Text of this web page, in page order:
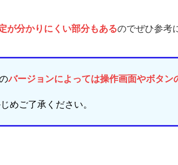
が分かりにくい部分もあるのでぜひ参考
バージョンによっては操作画面やボタン
めご了承ください。